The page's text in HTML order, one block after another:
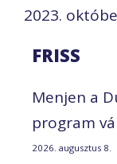
2023.
FRISS
Menjen a
program
2026. augusztus 8.